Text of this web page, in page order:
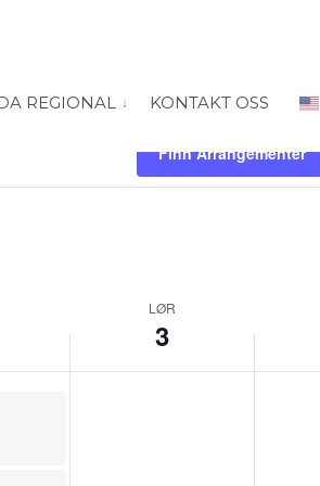
“PRODA Oslo”
REGIONAL vis submeny for “PRODA Regional”
KONTAKT OSS
Finn Arrangementer
LØR
3